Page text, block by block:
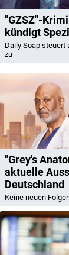
"GZSZ"-
kündigt
Daily Soap steuert
zu
"Grey's
aktuelle
Deutschland
Keine neuen